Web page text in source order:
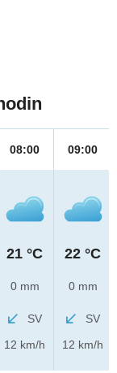
08:00
21 °C
0 mm
SV
12 km/h
09:00
22 °C
0 mm
SV
12 km/h